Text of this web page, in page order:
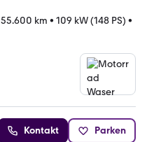
55.600 km • 109 kW (148 PS) •
Kontakt Parken